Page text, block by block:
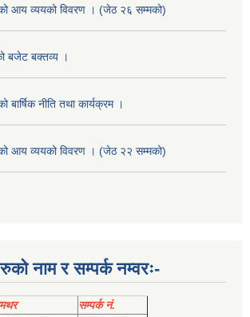
आय व्ययको विवरण । (जेठ २६ सम्मको)
बजेट बक्तव्य ।
नीति तथा कार्यक्रम ।
आय व्ययको विवरण । (जेठ २२ सम्मको)
नाम र सम्पर्क नम्वरः-
सम्पर्क नं.